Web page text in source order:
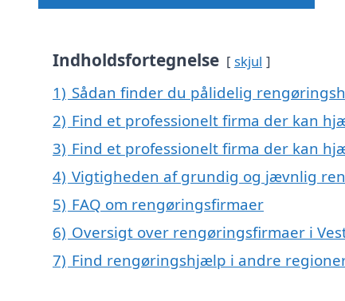
Indholdsfortegnelse skjul
1) Sådan finder du pålidelig
2) Find et professionelt firma der kan
3) Find et professionelt firma der kan
4) Vigtigheden af grundig og jævnlig
5) FAQ om rengøringsfirmaer
6) Oversigt over rengøringsfirmaer i
7) Find rengøringshjælp i andre